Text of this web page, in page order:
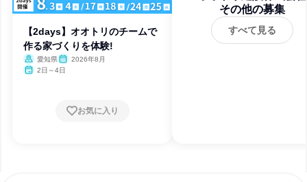
【2days】オオトリのチームで
作る家づくりを体験!
愛知県
2026年8月
2日～4日
お気に入り
その他の募集
すべて見る